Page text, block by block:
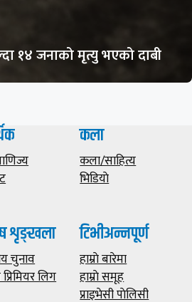
१४ जनाको मृत्यु भएको दाबी
कला
कला/साहित्य
भिडियाे
शृङ्खला
चुनाव
लिग
टिभीअन्नपूर्ण
हाम्राे बारेमा
हाम्राे समूह
प्राइभेसी पाेलिसी